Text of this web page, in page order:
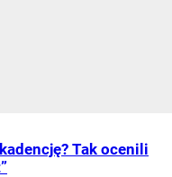
Tak ocenili